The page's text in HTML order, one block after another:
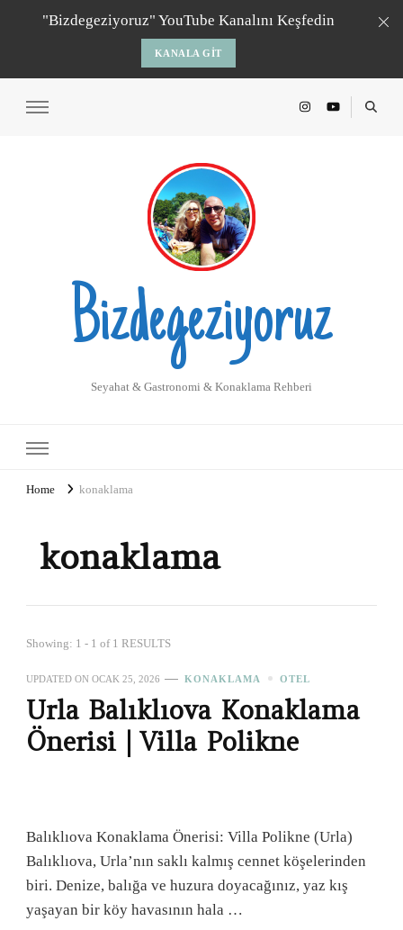
"Bizdegeziyoruz" YouTube Kanalını Keşfedin
KANALA GIT
Bizdegeziyoruz
Seyahat & Gastronomi & Konaklama Rehberi
Home konaklama
konaklama
Showing: 1 - 1 of 1 RESULTS
UPDATED ON OCAK 25, 2026 KONAKLAMA OTEL
Urla Balıklıova Konaklama
Önerisi | Villa Polikne
Balıklıova Konaklama Önerisi: Villa Polikne (Urla)
Balıklıova, Urla’nın saklı kalmış cennet köşelerinden
biri. Denize, balığa ve huzura doyacağınız, yaz kış
yaşayan bir köy havasının hala …